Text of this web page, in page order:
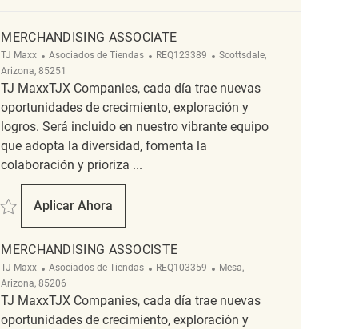
MERCHANDISING ASSOCIATE
TJ Maxx Categoría
Asociados de Tiendas ReqId
REQ123389 Ubicación
Scottsdale,
Arizona, 85251
TJ MaxxTJX Companies, cada día trae nuevas
oportunidades de crecimiento, exploración y
logros. Será incluido en nuestro vibrante equipo
que adopta la diversidad, fomenta la
colaboración y prioriza ...
Salvar merchandising associate REQ123389
Aplicar Ahora
Merchandising Associate
MERCHANDISING ASSOCISTE
TJ Maxx Categoría
Asociados de Tiendas ReqId
REQ103359 Ubicación
Mesa,
Arizona, 85206
TJ MaxxTJX Companies, cada día trae nuevas
oportunidades de crecimiento, exploración y